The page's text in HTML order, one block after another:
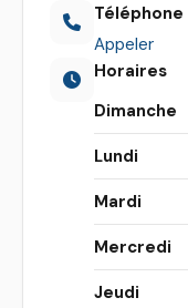
Téléphone
Appeler
Horaires
Dimanche
Lundi
Mardi
Mercredi
Jeudi